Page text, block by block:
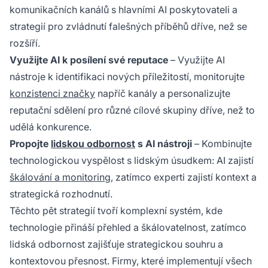
komunikačních kanálů s hlavními AI poskytovateli a
strategií pro zvládnutí falešných příběhů dříve, než se
rozšíří.
Využijte AI k posílení své reputace – Využijte AI
nástroje k identifikaci nových příležitostí, monitorujte
konzistenci značky napříč kanály a personalizujte
reputační sdělení pro různé cílové skupiny dříve, než to
udělá konkurence.
Propojte lidskou odbornost s AI nástroji – Kombinujte
technologickou vyspělost s lidským úsudkem: AI zajistí
škálování a monitoring, zatímco experti zajistí kontext a
strategická rozhodnutí.
Těchto pět strategií tvoří komplexní systém, kde
technologie přináší přehled a škálovatelnost, zatímco
lidská odbornost zajišťuje strategickou souhru a
kontextovou přesnost. Firmy, které implementují všech